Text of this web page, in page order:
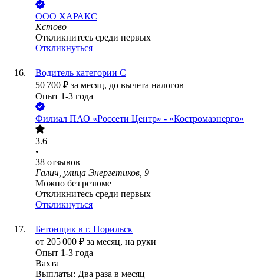
ООО ХАРАКС
Кстово
Откликнитесь среди первых
Откликнуться
Водитель категории С
50 700 ₽ за месяц, до вычета налогов
Опыт 1-3 года
Филиал ПАО «Россети Центр» - «Костромаэнерго»
3.6
•
38 отзывов
Галич, улица Энергетиков, 9
Можно без резюме
Откликнитесь среди первых
Откликнуться
Бетонщик в г. Норильск
от 205 000 ₽ за месяц, на руки
Опыт 1-3 года
Вахта
Выплаты: Два раза в месяц